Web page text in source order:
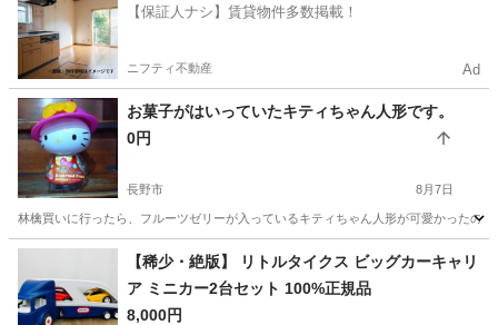
【保証人ナシ】賃貸物件多数掲載！
ニフティ不動産 Ad
お菓子がはいっていたキティちゃん人形です。
0円
長野市 8月7日
林檎買いに行ったら、フルーツゼリーが入っているキティちゃん人形が可愛かったの
長野 長野市 おもちゃ 譲り
【稀少・絶版】 リトルタイクス ビッグカーキャリ
ア ミニカー2台セット 100%正規品
8,000円